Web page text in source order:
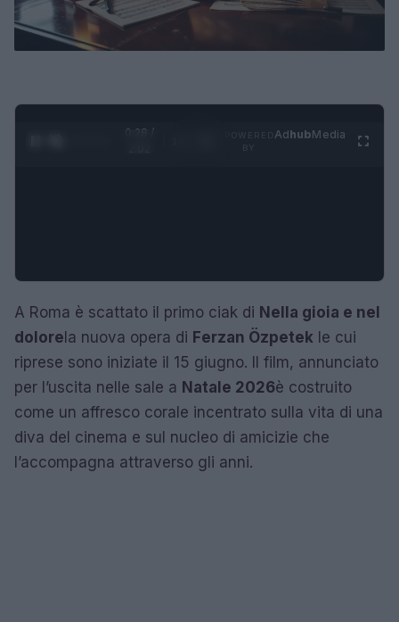
0:29 /
AdhubMedia
A Roma è scattato il primo ciak di Nella gioia e nel
dolore la nuova opera di Ferzan Özpetek le cui
riprese sono iniziate il 15 giugno. Il film, annunciato
per l’uscita nelle sale a Natale 2026è costruito
come un affresco corale incentrato sulla vita di una
diva del cinema e sul nucleo di amicizie che
l’accompagna attraverso gli anni.